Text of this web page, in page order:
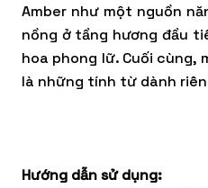
Amber như một nguồn
nồng ở tầng hương đầu
hoa phong lữ. Cuối cùng,
là những tính từ dành
Hướng dẫn sử dụng: